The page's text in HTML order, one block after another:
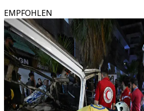
EMPFOHLEN